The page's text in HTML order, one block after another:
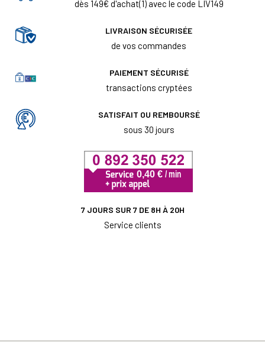
dès 149€ d'achat(1) avec le code LIV149
LIVRAISON SÉCURISÉE
de vos commandes
PAIEMENT SÉCURISÉ
transactions cryptées
SATISFAIT OU REMBOURSÉ
sous 30 jours
7 JOURS SUR 7 DE 8H À 20H
Service clients